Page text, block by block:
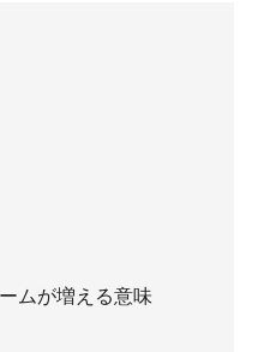
ムが増える意味